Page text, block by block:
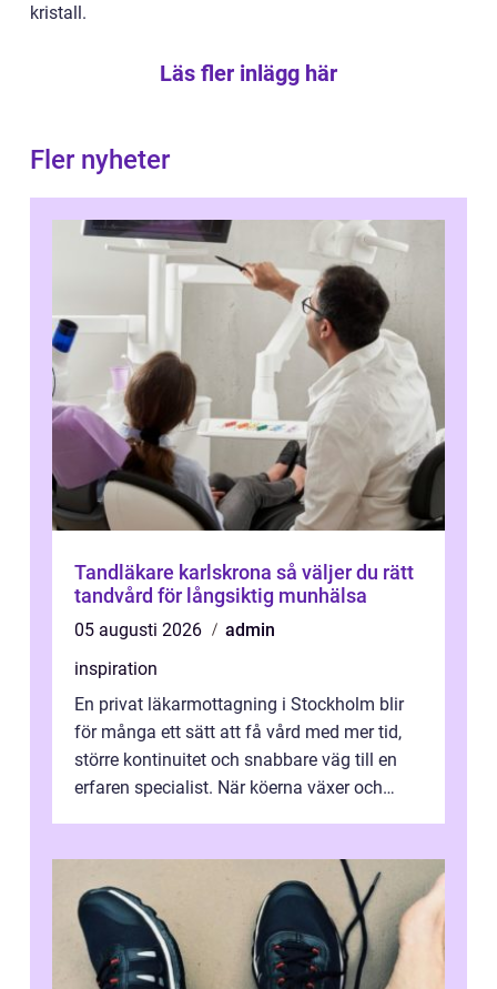
kristall.
Läs fler inlägg här
Fler nyheter
Tandläkare karlskrona så väljer du rätt
tandvård för långsiktig munhälsa
05 augusti 2026
admin
inspiration
En privat läkarmottagning i Stockholm blir
för många ett sätt att få vård med mer tid,
större kontinuitet och snabbare väg till en
erfaren specialist. När köerna växer och